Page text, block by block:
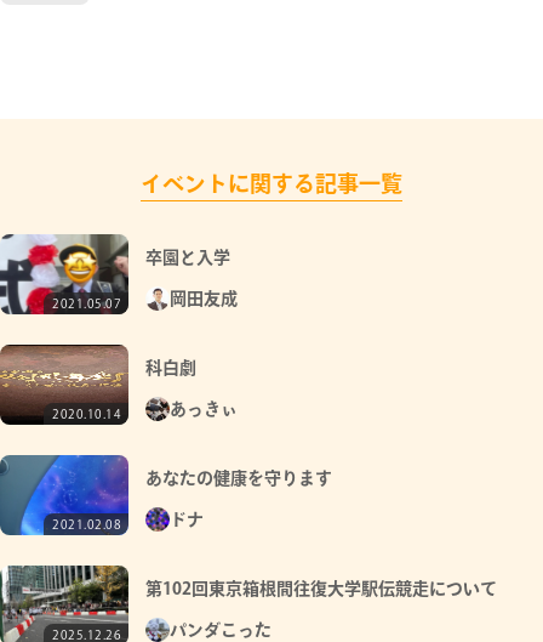
イベントに関する記事一覧
2021.05.07
卒園と入学
岡田友成
2020.10.14
科白劇
あっきぃ
2021.02.08
あなたの健康を守ります
ドナ
2025.12.26
第102回東京箱根間往復大学駅伝競走について
パンダこった